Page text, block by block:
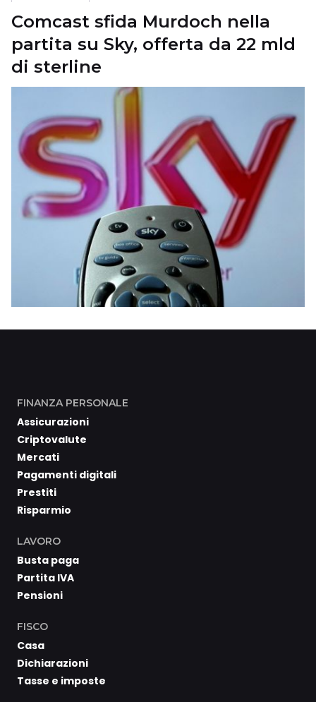
Comcast sfida Murdoch nella
partita su Sky, offerta da 22 mld
di sterline
FINANZA PERSONALE
Assicurazioni
Criptovalute
Mercati
Pagamenti digitali
Prestiti
Risparmio
LAVORO
Busta paga
Partita IVA
Pensioni
FISCO
Casa
Dichiarazioni
Tasse e imposte